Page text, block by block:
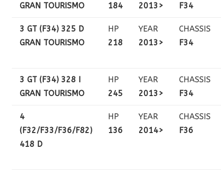
GRAN TOURISMO
184
2013>
F34
3 GT (F34) 325 D
GRAN TOURISMO
HP
218
YEAR
2013>
CHASSIS
F34
3 GT (F34) 328 I
GRAN TOURISMO
HP
245
YEAR
2013>
CHASSIS
F34
4
(F32/F33/F36/F82)
418 D
HP
136
YEAR
2014>
CHASSIS
F36